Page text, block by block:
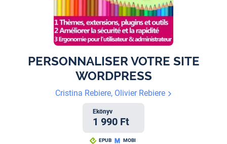
PERSONNALISER VOTRE SITE
WORDPRESS
Cristina Rebiere, Olivier Rebiere
Ekönyv
1 990 Ft
EPUB MOBI